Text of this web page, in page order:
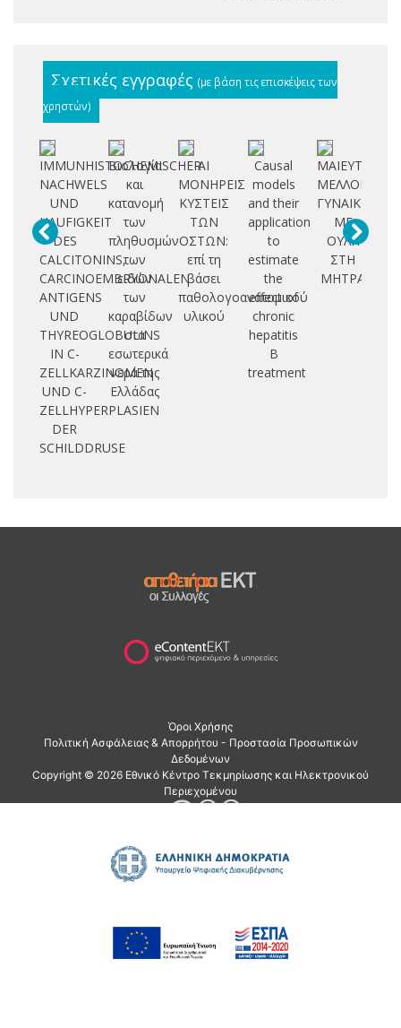
Σχετικές εγγραφές (με βάση τις επισκέψεις των
χρηστών)
IMMUNHISTOCHEMISCHER
NACHWELS
UND
HAUFIGKEIT
DES
CALCITONINS,
CARCINOEMBRYONALEN
ANTIGENS
UND
THYREOGLOBULINS
IN C-
ZELLKARZINOMEN
UND C-
ZELLHYPERPLASIEN
DER
SCHILDDRUSE
Βιολογία
και
κατανομή
των
πληθυσμών
των
ειδών
των
καραβίδων
στα
εσωτερικά
νερά της
Ελλάδας
ΑΙ
ΜΟΝΗΡΕΙΣ
ΚΥΣΤΕΙΣ
ΤΩΝ
ΟΣΤΩΝ:
επί τη
βάσει
παθολογοανατομικού
υλικού
Causal
models
and their
application
to
estimate
the
effect of
chronic
hepatitis
B
treatment
ΜΑΙΕΥΤΙΚΟΝ
ΜΕΛΛΟΝ
ΓΥΝΑΙΚΩΝ
ΜΕ
ΟΥΛΗ
ΣΤΗ
ΜΗΤΡΑ